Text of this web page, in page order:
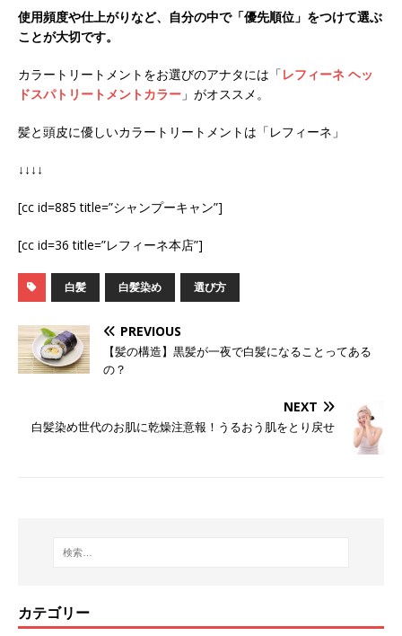
使用頻度や仕上がりなど、自分の中で「優先順位」をつけて選ぶ
ことが大切です。
カラートリートメントをお選びのアナタには「レフィーネ ヘッ
ドスパトリートメントカラー 」がオススメ。
髪と頭皮に優しいカラートリートメントは「レフィーネ」
↓↓↓↓
[cc id=885 title=”シャンプーキャン”]
[cc id=36 title=”レフィーネ本店”]
白髪 白髪染め 選び方
PREVIOUS
【髪の構造】黒髪が一夜で白髪になることってある
の？
NEXT
白髪染め世代のお肌に乾燥注意報！うるおう肌をとり戻せ
カテゴリー